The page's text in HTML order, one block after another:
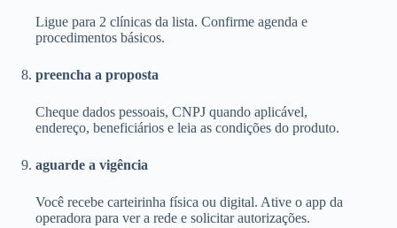
Ligue para 2 clínicas da lista. Confirme agenda e
procedimentos básicos.
preencha a proposta
Cheque dados pessoais, CNPJ quando aplicável,
endereço, beneficiários e leia as condições do produto.
aguarde a vigência
Você recebe carteirinha física ou digital. Ative o app da
operadora para ver a rede e solicitar autorizações.